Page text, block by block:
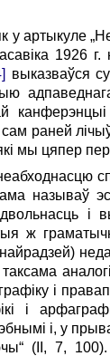
у артыкуле
1926
выказваўся
раней
мы цяпер
называў
і
ж
і
і
і, у
(II, 7,